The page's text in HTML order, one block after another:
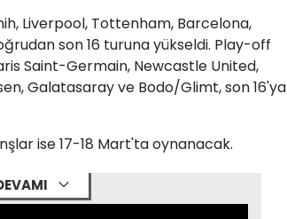
Liverpool, Tottenham, Barcelona,
son 16 turuna yükseldi. Play-off
Saint-Germain, Newcastle United,
Galatasaray ve Bodo/Glimt, son 16'ya
ise 17-18 Mart'ta oynanacak.